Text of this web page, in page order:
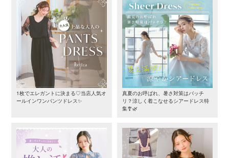
1枚でエレガントに決まる♡当店人気オ
ールインワンパンツドレス✨
真夏のお呼ばれ、暑さ対策はバッチ
リ？涼しく着こなせるシアードレス特
集🎐🌿